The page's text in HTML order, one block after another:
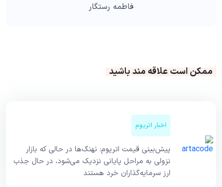
فاطمه رستگار
ممکن است علاقه مند باشید
اخبار اتریوم
پیش‌بینی قیمت اتریوم: نهنگ‌ها در حالی که بازار
نزولی به مراحل پایانی نزدیک می‌شود، در حال جذب
ارز سرمایه‌گذاران خرد هستند